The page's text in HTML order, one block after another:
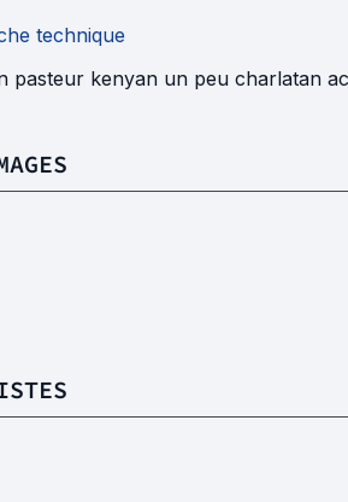
technique
pasteur kenyan un peu charlatan